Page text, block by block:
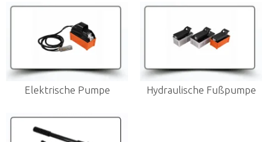
Elektrische Pumpe Hydraulische Fußpumpe